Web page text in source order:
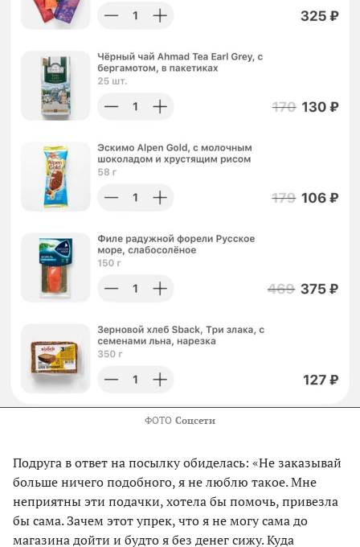
ФОТО Соцсети
Подруга в ответ на посылку обиделась: «Не заказывай
больше ничего подобного, я не люблю такое. Мне
неприятны эти подачки, хотела бы помочь, привезла
бы сама. Зачем этот упрек, что я не могу сама до
магазина дойти и будто я без денег сижу. Куда